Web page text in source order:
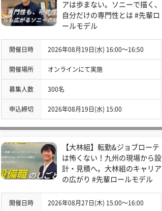
アは歩まない。ソニーで描く、
自分だけの専門性とは #先輩ロ
ールモデル
開催日時 2026年08月19日(水) 16:00〜16:50
開催場所 オンラインにて実施
募集人数 300名
申込締切 2026年08月19日(水) 15:00
【大林組】転勤&ジョブローテ
は怖くない！九州の現場から設
計・見積へ。大林組のキャリア
の広がり #先輩ロールモデル
開催日時 2026年08月27日(木) 15:00〜16:00